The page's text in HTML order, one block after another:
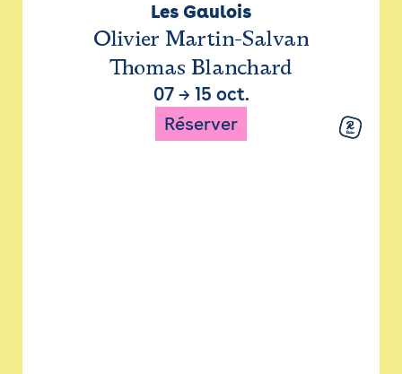
Les Gaulois
Olivier Martin-Salvan
Thomas Blanchard
07→ 15 oct.
Réserver